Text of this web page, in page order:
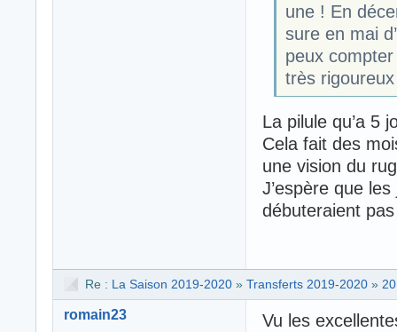
une ! En
sure en mai
peux
très rigoureux
La pilule qu’a 5
Cela fait des
une vision du
J’espère que
débuteraient
Re : La Saison 2019-2020 » Transferts 2019-2020 »
romain23
Vu les